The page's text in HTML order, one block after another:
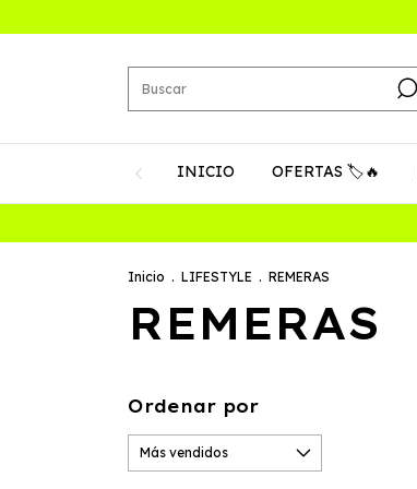
INICIO OFERTAS 🏷️🔥
Inicio . LIFESTYLE . REMERAS
REMERAS
Ordenar por